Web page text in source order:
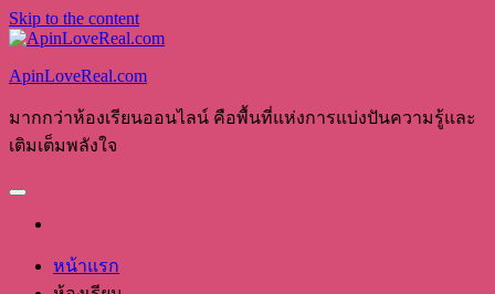
Skip to the content
ApinLoveReal.com
มากกว่าห้องเรียนออนไลน์ คือพื้นที่แห่งการแบ่งปันความรู้และ
เติมเต็มพลังใจ
หน้าแรก